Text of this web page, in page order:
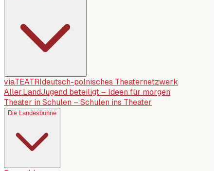
viaTEATRI deutsch-polnisches Theaternetzwerk
Aller.LandJugend beteiligt – Ideen für morgen
Theater in Schulen – Schulen ins Theater
Die Landesbühne